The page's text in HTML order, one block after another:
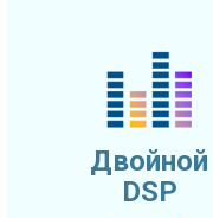
Двойной
DSP